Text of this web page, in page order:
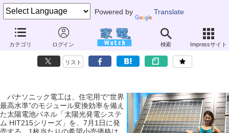
Powered by Translate
カテゴリ ログイン 検索 Impressサイト
パナソニック、三洋の“世界最高水準”太陽光発電を発売
～グループ化後、初のコラボ製品
リスト
パナソニック電工は、住宅用で“世界
最高水準”のモジュール変換効率を備え
た太陽電池パネル「太陽光発電システ
ム HIT215シリーズ」を、7月1日に発